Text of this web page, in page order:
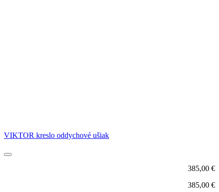
VIKTOR kreslo oddychové ušiak
385,00 €
385,00 €